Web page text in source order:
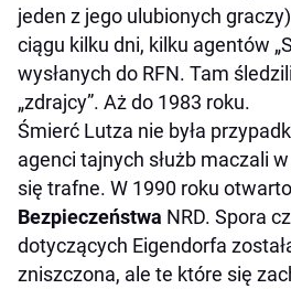
jeden z jego ulubionych
ciągu kilku dni, kilku agentów
wysłanych do RFN. Tam
„zdrajcy”. Aż do 1983 roku.
Śmierć Lutza nie była
agenci tajnych służb maczali
się trafne. W 1990 roku
Bezpieczeństwa NRD. Spora
dotyczących Eigendorfa
zniszczona, ale te które się